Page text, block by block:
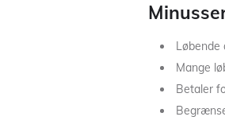
Løbende
Mange
Betaler